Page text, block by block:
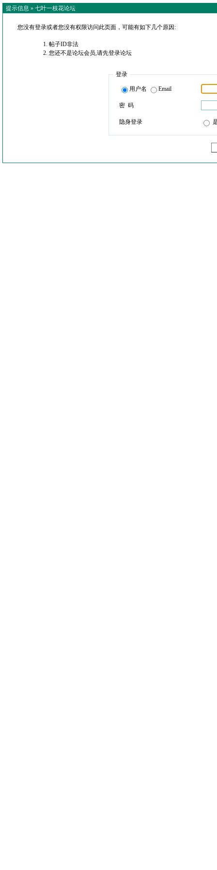
提示信息 » 七叶一枝花论坛
您没有登录或者您没有权限访问此页面，可能有如下几个原因:
帖子ID非法
您还不是论坛会员,请先登录论坛
登录
用户名 Email
密 码
隐身登录